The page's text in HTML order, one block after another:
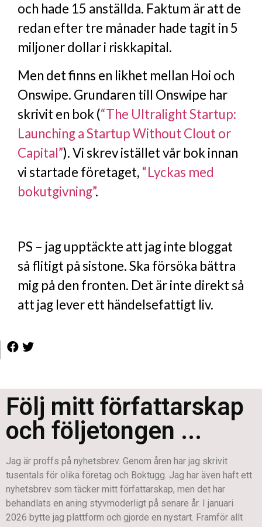
och hade 15 anställda. Faktum är att de
redan efter tre månader hade tagit in 5
miljoner dollar i riskkapital.
Men det finns en likhet mellan Hoi och
Onswipe. Grundaren till Onswipe har
skrivit en bok (“The Ultralight Startup:
Launching a Startup Without Clout or
Capital”). Vi skrev istället vår bok innan
vi startade företaget, “Lyckas med
bokutgivning”.
PS – jag upptäckte att jag inte bloggat
så flitigt på sistone. Ska försöka bättra
mig på den fronten. Det är inte direkt så
att jag lever ett händelsefattigt liv.
Följ mitt författarskap
och följetongen ...
Jag är proffs på nyhetsbrev. Genom åren har jag skrivit
tusentals för olika företag och Boktugg. Jag har även haft ett
nyhetsbrev som täcker mitt författarskap, men det har
behandlats en aning styvmoderligt på senare år. I januari
2026 bytte jag plattform och gjorde en nystart. Framför allt